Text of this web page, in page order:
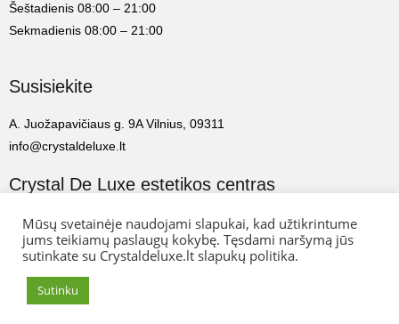
Šeštadienis 08:00 – 21:00
Sekmadienis 08:00 – 21:00
Susisiekite
A. Juožapavičiaus g. 9A Vilnius, 09311
info@crystaldeluxe.lt
Crystal De Luxe estetikos centras
2022 Crystal De Luxe estetikos centras. Visos teisės saugomos.
Mūsų svetainėje naudojami slapukai, kad užtikrintume
jums teikiamų paslaugų kokybę. Tęsdami naršymą jūs
sutinkate su Crystaldeluxe.lt slapukų politika.
Sutinku